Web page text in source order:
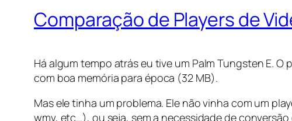
Comparação de Players de
Há algum tempo atrás eu tive um Palm Tungsten E.
com boa memória para época (32 MB).
Mas ele tinha um problema. Ele não vinha com um
wmv, etc…), ou seja, sem a necessidade de